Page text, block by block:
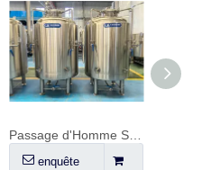
Passage d'Homme Supérieur BBT 1000L
enquête